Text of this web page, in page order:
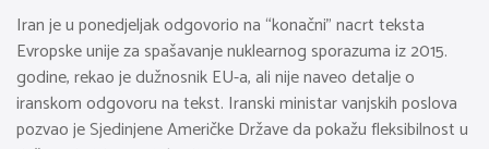
Iran je u ponedjeljak odgovorio na “konačni” nacrt teksta
Evropske unije za spašavanje nuklearnog sporazuma iz 2015.
godine, rekao je dužnosnik EU-a, ali nije naveo detalje o
iranskom odgovoru na tekst. Iranski ministar vanjskih poslova
pozvao je Sjedinjene Američke Države da pokažu fleksibilnost u